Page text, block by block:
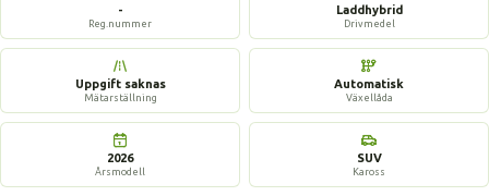
-
Reg.nummer
Laddhybrid
Drivmedel
Uppgift saknas
Mätarställning
Automatisk
Växellåda
2026
Årsmodell
SUV
Kaross